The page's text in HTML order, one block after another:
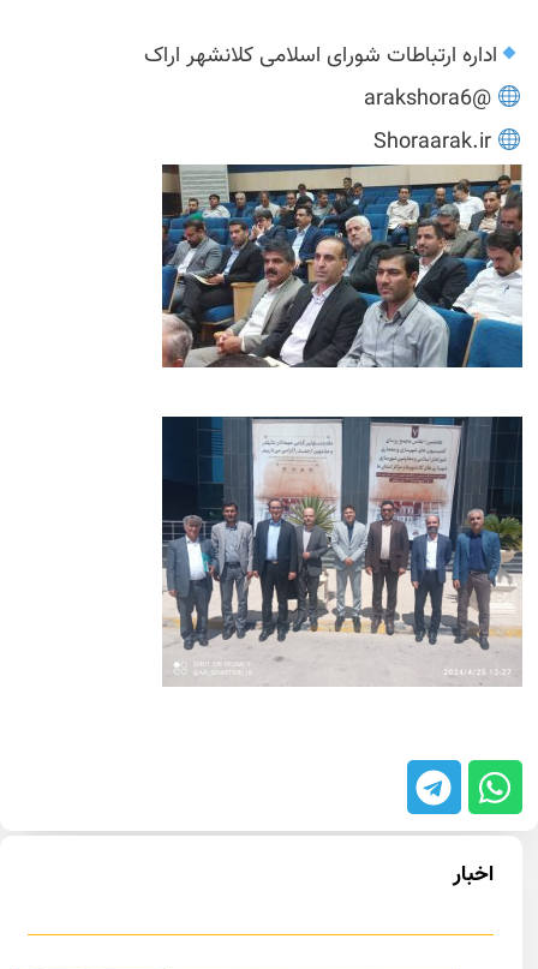
اداره ارتباطات شورای اسلامی کلانشهر اراک
@arakshora6
Shoraarak.ir
اخبار